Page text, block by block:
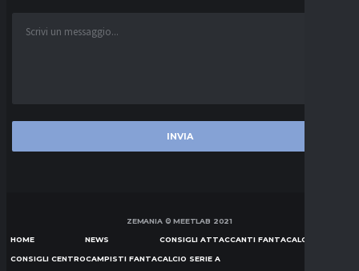
ZEMANIA © MEETLAB 2021
HOME NEWS CONSIGLI ATTACCANTI FANTACALCIO SERIE A
CONSIGLI CENTROCAMPISTI FANTACALCIO SERIE A